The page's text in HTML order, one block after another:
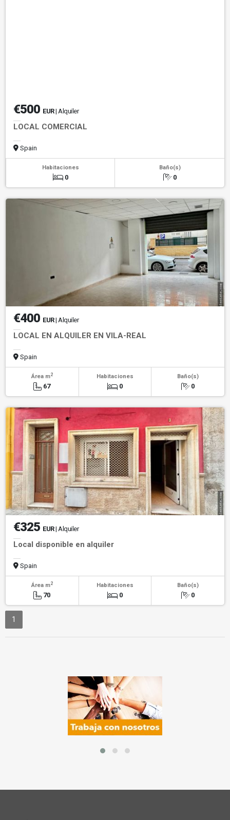
€500 EUR| Alquiler
LOCAL COMERCIAL
Spain
Habitaciones
0
Baño(s)
0
€400 EUR| Alquiler
LOCAL EN ALQUILER EN VILA-REAL
Spain
Área m2
67
Habitaciones
0
Baño(s)
0
€325 EUR| Alquiler
Local disponible en alquiler
Spain
Área m2
70
Habitaciones
0
Baño(s)
0
1